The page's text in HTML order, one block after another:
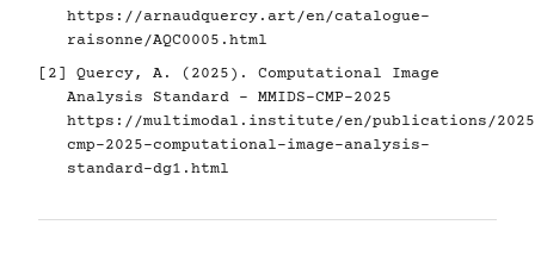
https://arnaudquercy.art/en/catalogue-
raisonne/AQC0005.html
[2] Quercy, A. (2025). Computational Image
Analysis Standard - MMIDS-CMP-2025
https://multimodal.institute/en/publications/2025/
cmp-2025-computational-image-analysis-
standard-dg1.html